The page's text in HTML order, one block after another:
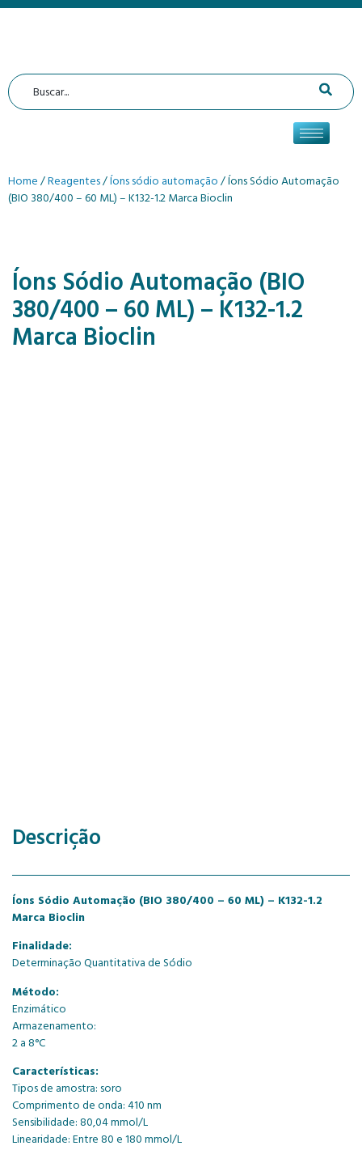
Home/Reagentes/Íons sódio automação/ Íons Sódio Automação
(BIO 380/400 – 60 ML) – K132-1.2 Marca Bioclin
Íons Sódio Automação (BIO
380/400 – 60 ML) – K132-1.2
Marca Bioclin
Descrição
Íons Sódio Automação (BIO 380/400 – 60 ML) – K132-1.2
Marca Bioclin
Finalidade:
Determinação Quantitativa de Sódio
Método:
Enzimático
Armazenamento:
2 a 8°C
Características:
Tipos de amostra: soro
Comprimento de onda: 410 nm
Sensibilidade: 80,04 mmol/L
Linearidade: Entre 80 e 180 mmol/L